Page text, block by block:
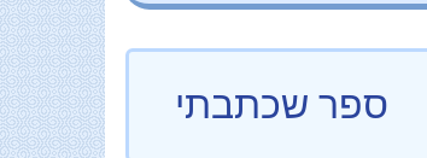
c
b
o
k
ספר שכתבתי